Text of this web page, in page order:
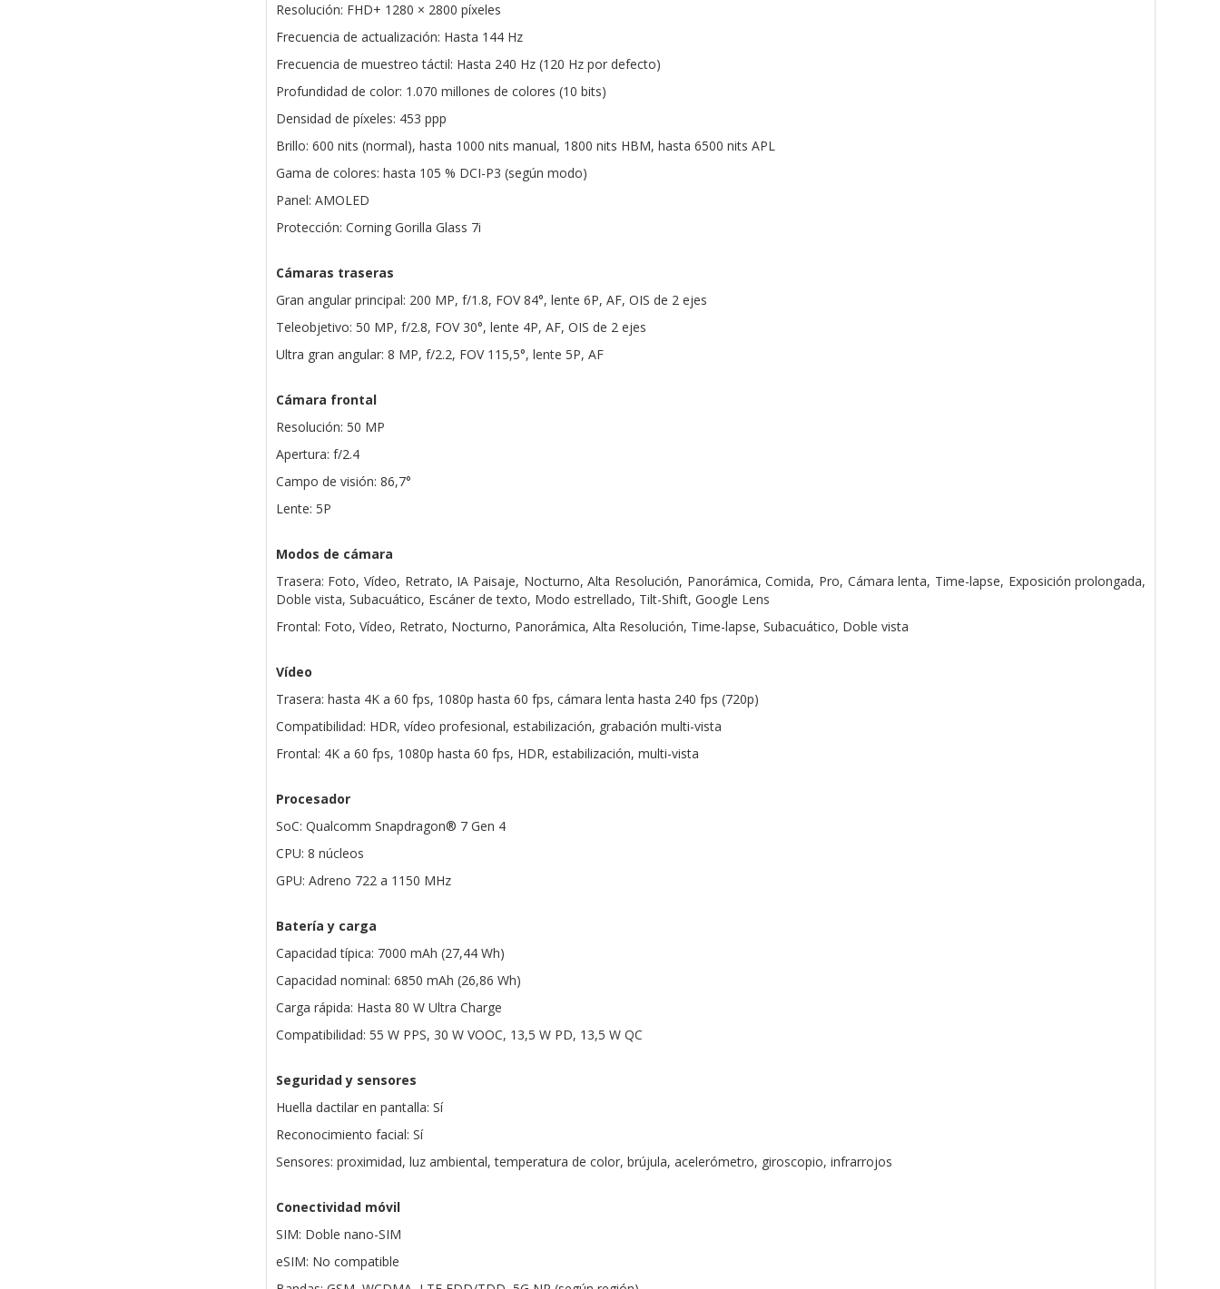
Resolución: FHD+ 1280 × 2800 píxeles
Frecuencia de actualización: Hasta 144 Hz
Frecuencia de muestreo táctil: Hasta 240 Hz (120 Hz por defecto)
Profundidad de color: 1.070 millones de colores (10 bits)
Densidad de píxeles: 453 ppp
Brillo: 600 nits (normal), hasta 1000 nits manual, 1800 nits HBM, hasta 6500 nits APL
Gama de colores: hasta 105 % DCI-P3 (según modo)
Panel: AMOLED
Protección: Corning Gorilla Glass 7i
Cámaras traseras
Gran angular principal: 200 MP, f/1.8, FOV 84°, lente 6P, AF, OIS de 2 ejes
Teleobjetivo: 50 MP, f/2.8, FOV 30°, lente 4P, AF, OIS de 2 ejes
Ultra gran angular: 8 MP, f/2.2, FOV 115,5°, lente 5P, AF
Cámara frontal
Resolución: 50 MP
Apertura: f/2.4
Campo de visión: 86,7°
Lente: 5P
Modos de cámara
Trasera: Foto, Vídeo, Retrato, IA Paisaje, Nocturno, Alta Resolución, Panorámica, Comida, Pro, Cámara lenta, Time-lapse, Exposición prolongada,
Doble vista, Subacuático, Escáner de texto, Modo estrellado, Tilt-Shift, Google Lens
Frontal: Foto, Vídeo, Retrato, Nocturno, Panorámica, Alta Resolución, Time-lapse, Subacuático, Doble vista
Vídeo
Trasera: hasta 4K a 60 fps, 1080p hasta 60 fps, cámara lenta hasta 240 fps (720p)
Compatibilidad: HDR, vídeo profesional, estabilización, grabación multi-vista
Frontal: 4K a 60 fps, 1080p hasta 60 fps, HDR, estabilización, multi-vista
Procesador
SoC: Qualcomm Snapdragon® 7 Gen 4
CPU: 8 núcleos
GPU: Adreno 722 a 1150 MHz
Batería y carga
Capacidad típica: 7000 mAh (27,44 Wh)
Capacidad nominal: 6850 mAh (26,86 Wh)
Carga rápida: Hasta 80 W Ultra Charge
Compatibilidad: 55 W PPS, 30 W VOOC, 13,5 W PD, 13,5 W QC
Seguridad y sensores
Huella dactilar en pantalla: Sí
Reconocimiento facial: Sí
Sensores: proximidad, luz ambiental, temperatura de color, brújula, acelerómetro, giroscopio, infrarrojos
Conectividad móvil
SIM: Doble nano-SIM
eSIM: No compatible